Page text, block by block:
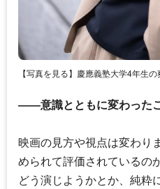
【写真を見る】慶應義塾大学4年生
――意識とともに変わった
映画の見方や視点は変わり
められて評価されているの
どう演じようかとか、純粋